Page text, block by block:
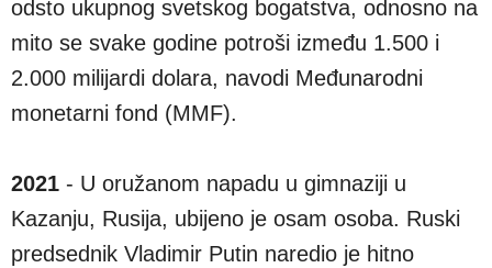
odsto ukupnog svetskog bogatstva, odnosno na
mito se svake godine potroši između 1.500 i
2.000 milijardi dolara, navodi Međunarodni
monetarni fond (MMF).
2021 - U oružanom napadu u gimnaziji u
Kazanju, Rusija, ubijeno je osam osoba. Ruski
predsednik Vladimir Putin naredio je hitno